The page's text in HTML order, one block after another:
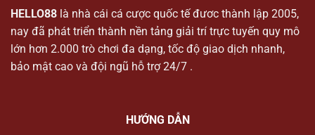
HELLO88 là nhà cái cá cược quốc tế đươc thành lập 2005,
nay đã phát triển thành nền tảng giải trí trực tuyến quy mô
lớn hơn 2.000 trò chơi đa dạng, tốc độ giao dịch nhanh,
bảo mật cao và đội ngũ hỗ trợ 24/7 .
HƯỚNG DẪN